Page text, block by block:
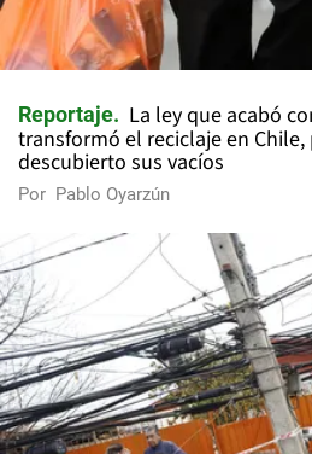
Reportaje
La ley que acabó
transformó el reciclaje en Chile,
descubierto sus vacíos
Por Pablo Oyarzún